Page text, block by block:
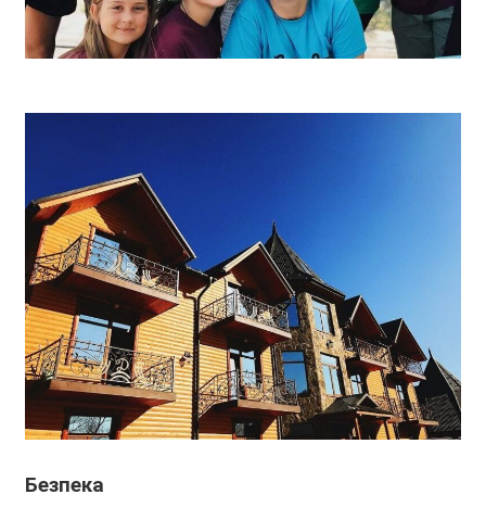
Безпека